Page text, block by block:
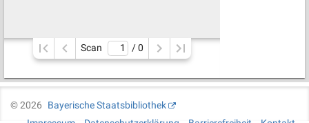
Scan / 0
©2026
Bayerische Staatsbibliothek